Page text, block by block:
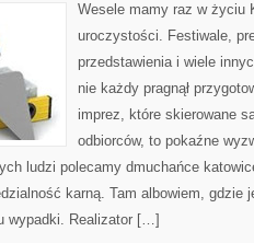
Wesele mamy raz w życiu
uroczystości. Festiwale,
przedstawienia i wiele
nie każdy pragnął
imprez, które skierowane
odbiorców, to pokaźne
ludzi polecamy dmuchańce
karną. Tam albowiem, gdzie
wypadki. Realizator […]